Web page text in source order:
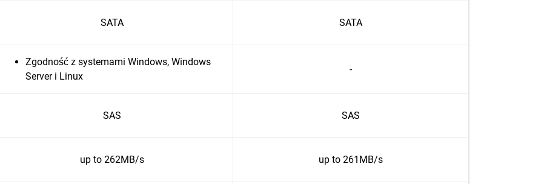
SATA SATA
Zgodność z systemami Windows, Windows
Server i Linux
-
SAS SAS
up to 262MB/s up to 261MB/s